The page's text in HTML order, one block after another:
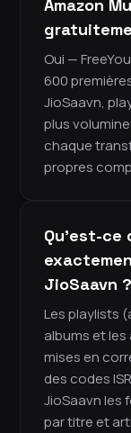
Amazon
Oui —
600
JioSaavn,
plus
chaque
propres
Qu'est-ce
JioSaavn ?
Les playlists
albums et
mises en
des codes
JioSaavn les
par titre et